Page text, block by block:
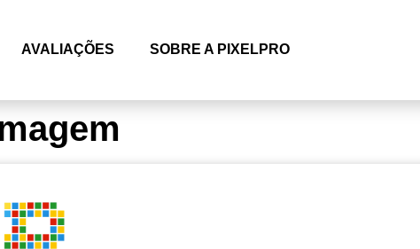
AVALIAÇÕES SOBRE A PIXELPRO